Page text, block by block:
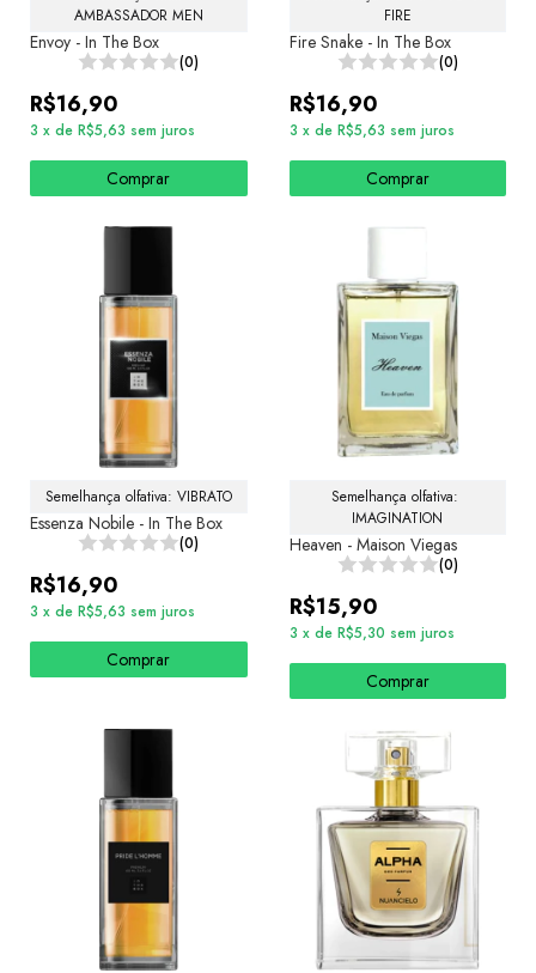
AMBASSADOR MEN
Envoy - In The Box
(0)
R$16,90
3 x de R$5,63 sem juros
Comprar
FIRE
Fire Snake - In The Box
(0)
R$16,90
3 x de R$5,63 sem juros
Comprar
Semelhança olfativa: VIBRATO
Essenza Nobile - In The Box
(0)
R$16,90
3 x de R$5,63 sem juros
Comprar
Semelhança olfativa:
IMAGINATION
Heaven - Maison Viegas
(0)
R$15,90
3 x de R$5,30 sem juros
Comprar